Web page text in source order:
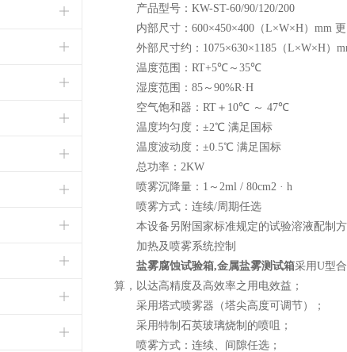
产品型号： KW-ST-60/90/120/200
内部尺寸： 600×450×400（L×W×H）mm
外部尺寸约： 1075×630×1185（L×W×H）
温度范围： RT+5℃ ～ 35℃
湿度范围： 85 ～ 90%R·H
空气饱和器： RT ＋ 10℃ ～ 47℃
温度均匀度： ±2℃ 满足国标
温度波动度： ±0.5℃ 满足国标
总功率： 2KW
喷雾沉降量： 1 ～ 2ml / 80cm2 · h
喷雾方式：连续/周期任选
本设备另附国家标准规定的试验溶液配制方
加热及喷雾系统控制
盐雾腐蚀试验箱,金属盐雾测试箱采用U型
算，以达高精度及高效率之用电效益；
采用塔式喷雾器（塔尖高度可调节）；
采用特制石英玻璃烧制的喷咀；
喷雾方式：连续、间隙任选；